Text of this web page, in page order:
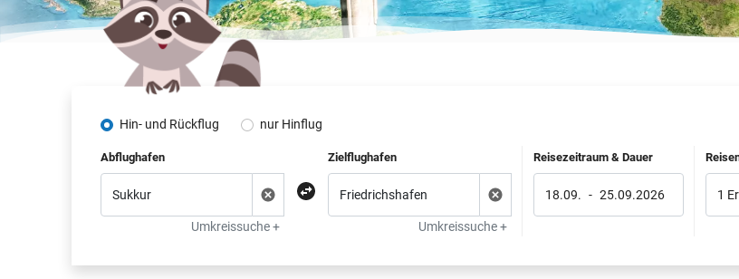
Hin- und Rückflug nur Hinflug
Abflughafen
Umkreissuche +
Zielflughafen
Umkreissuche +
Reisezeitraum & Dauer
18.09. - 25.09.2026 1